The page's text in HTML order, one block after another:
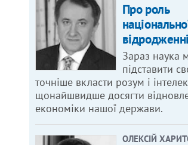
Про роль
Зараз наука
підставити
точніше вкласти розум і
щонайшвидше досягти
економіки нашої держави.
ОЛЕКСІЙ